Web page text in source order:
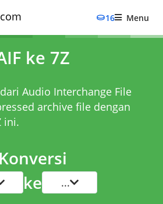
16 Menu
ke 7Z
Audio Interchange File
archive file dengan
ini.
Konversi
ke ...